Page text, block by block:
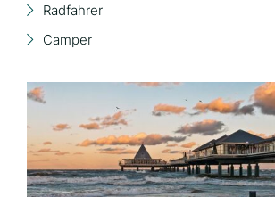
Radfahrer
Camper